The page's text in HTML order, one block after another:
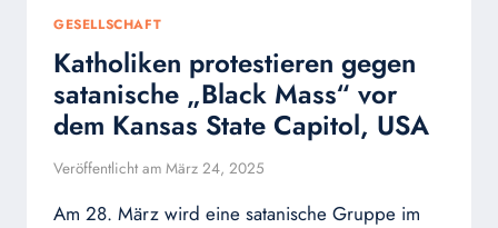
GESELLSCHAFT
Katholiken protestieren gegen
satanische „Black Mass“ vor
dem Kansas State Capitol, USA
Veröffentlicht am März 24, 2025
Am 28. März wird eine satanische Gruppe im